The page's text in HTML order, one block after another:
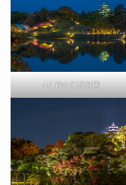
4月春の幻想庭園